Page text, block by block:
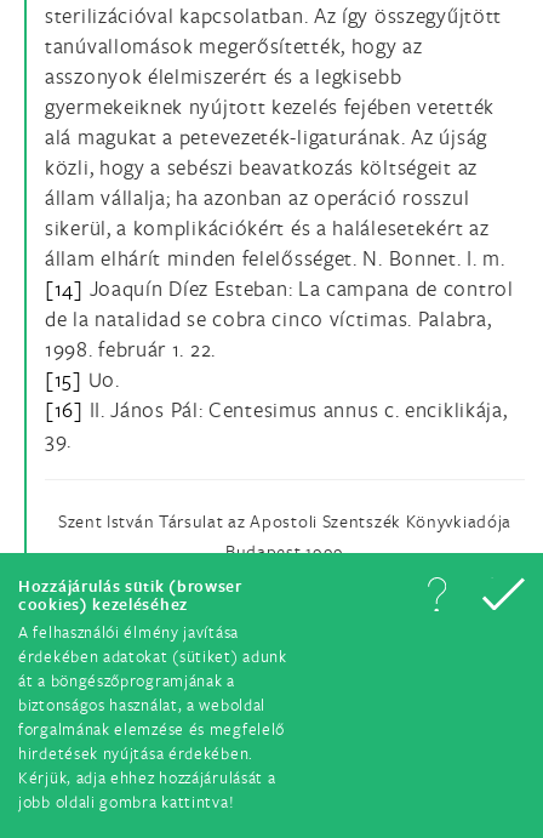
Hozzájárulás sütik (browser
cookies) kezeléséhez
A felhasználói élmény javítása
érdekében adatokat (sütiket) adunk
át a böngészőprogramjának a
biztonságos használat, a weboldal
forgalmának elemzése és megfelelő
hirdetések nyújtása érdekében.
Kérjük, adja ehhez hozzájárulását a
jobb oldali gombra kattintva!
sterilizációval kapcsolatban. Az így összegyűjtött
tanúvallomások megerősítették, hogy az
asszonyok élelmiszerért és a legkisebb
gyermekeiknek nyújtott kezelés fejében vetették
alá magukat a petevezeték-ligaturának. Az újság
közli, hogy a sebészi beavatkozás költségeit az
állam vállalja; ha azonban az operáció rosszul
sikerül, a komplikációkért és a halálesetekért az
állam elhárít minden felelősséget. N. Bonnet. I. m.
[14] Joaquín Díez Esteban: La campana de control
de la natalidad se cobra cinco víctimas. Palabra,
1998. február 1. 22.
[15] Uo.
[16] II. János Pál: Centesimus annus c. enciklikája,
39.
Szent István Társulat az Apostoli Szentszék Könyvkiadója
Budapest 1999
Az eredeti két dokumentum címe: Demographische
Ihre ethischen und pastoralen Dimensionen. Instrumentum
Laboris, Citta del Vaticano 1994
Erklarung zum Geburtenrückgang in der Welt, in:
L’Osservatore Romano.
Wochenausgabe in deutscher Sprache, 8. Mai 1998. Nr. 19.